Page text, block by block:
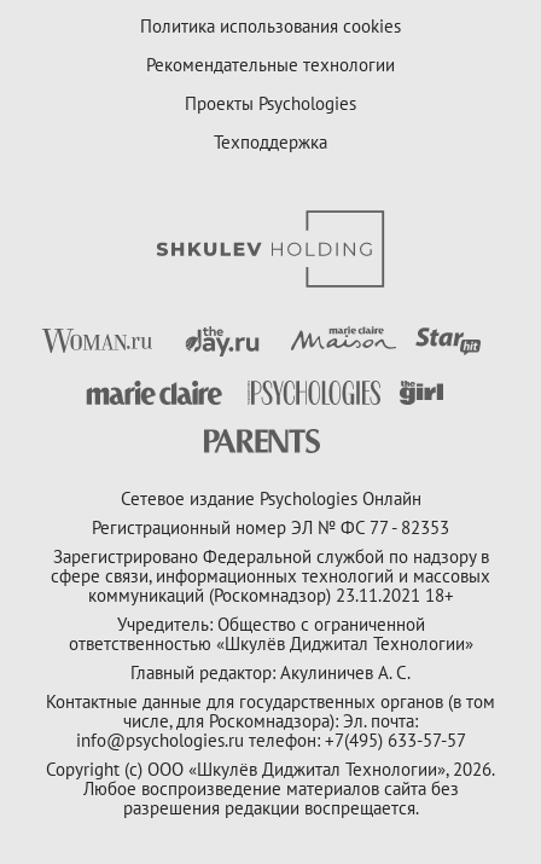
Политика использования cookies
Рекомендательные технологии
Проекты Psychologies
Техподдержка
Сетевое издание Psychologies Онлайн
Регистрационный номер ЭЛ № ФС 77 - 82353
Зарегистрировано Федеральной службой по надзору в
сфере связи, информационных технологий и массовых
коммуникаций (Роскомнадзор) 23.11.2021 18+
Учредитель: Общество с ограниченной
ответственностью «Шкулёв Диджитал Технологии»
Главный редактор: Акулиничев А. С.
Контактные данные для государственных органов (в том
числе, для Роскомнадзора): Эл. почта:
info@psychologies.ru телефон: +7(495) 633-57-57
Copyright (с) ООО «Шкулёв Диджитал Технологии», 2026.
Любое воспроизведение материалов сайта без
разрешения редакции воспрещается.